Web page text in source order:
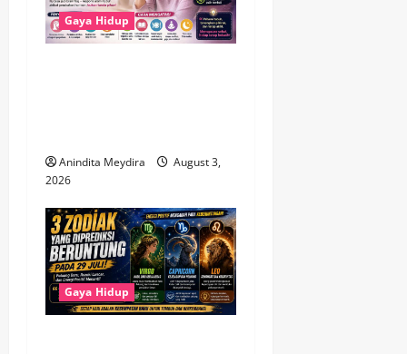
Gaya Hidup
Anindita Meydira
August 3,
2026
Gaya Hidup